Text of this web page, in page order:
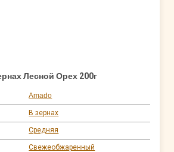
Лесной Орех 200г
Amado
В зернах
Средняя
Свежеобжаренный